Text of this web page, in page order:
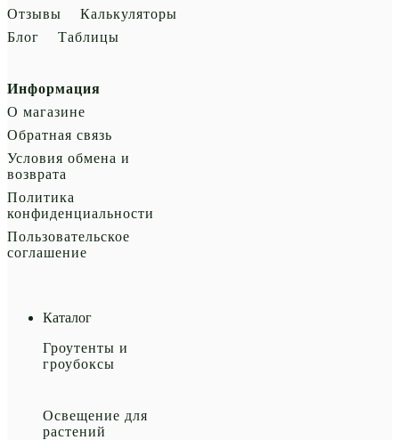
Отзывы
Калькуляторы
Блог
Таблицы
Информация
О магазине
Обратная связь
Условия обмена и
возврата
Политика
конфиденциальности
Пользовательское
соглашение
Каталог
Гроутенты и
гроубоксы
Освещение для
растений